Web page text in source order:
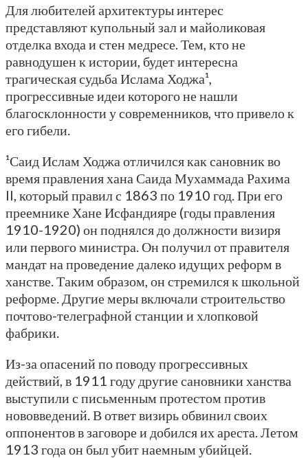
Для любителей архитектуры интерес
представляют купольный зал и майоликовая
отделка входа и стен медресе. Тем, кто не
равнодушен к истории, будет интересна
трагическая судьба Ислама Ходжа¹,
прогрессивные идеи которого не нашли
благосклонности у современников, что привело к
его гибели.
¹Саид Ислам Ходжа отличился как сановник во
время правления хана Саида Мухаммада Рахима
II, который правил с 1863 по 1910 год. При его
преемнике Хане Исфандияре (годы правления
1910-1920) он поднялся до должности визиря
или первого министра. Он получил от правителя
мандат на проведение далеко идущих реформ в
ханстве. Таким образом, он стремился к школьной
реформе. Другие меры включали строительство
почтово-телеграфной станции и хлопковой
фабрики.
Из-за опасений по поводу прогрессивных
действий, в 1911 году другие сановники ханства
выступили с письменным протестом против
нововведений. В ответ визирь обвинил своих
оппонентов в заговоре и добился их ареста. Летом
1913 года он был убит наемным убийцей.